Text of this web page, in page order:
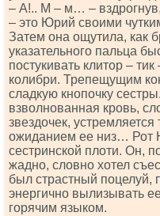
– А!.. М – м… –
– это Юрий своими
Затем она ощутила, как
указательного пальца
постукивать клитор –
колибри. Трепещущим
сладкую кнопочку
взволнованная кровь,
звездочек,
ожиданием ее низ… Рот
сестринской плоти. Он,
жадно, словно хотел
был страстный поцелуй,
энергично вылизывать
горячим языком.